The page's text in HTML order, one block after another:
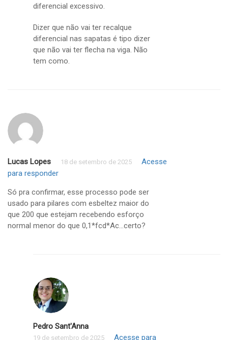
diferencial excessivo.
Dizer que não vai ter recalque
diferencial nas sapatas é tipo dizer
que não vai ter flecha na viga. Não
tem como.
Lucas Lopes 18 de setembro de 2025
Acesse
para responder
Só pra confirmar, esse processo pode ser
usado para pilares com esbeltez maior do
que 200 que estejam recebendo esforço
normal menor do que 0,1*fcd*Ac…certo?
Pedro Sant'Anna
19 de setembro de 2025 Acesse para